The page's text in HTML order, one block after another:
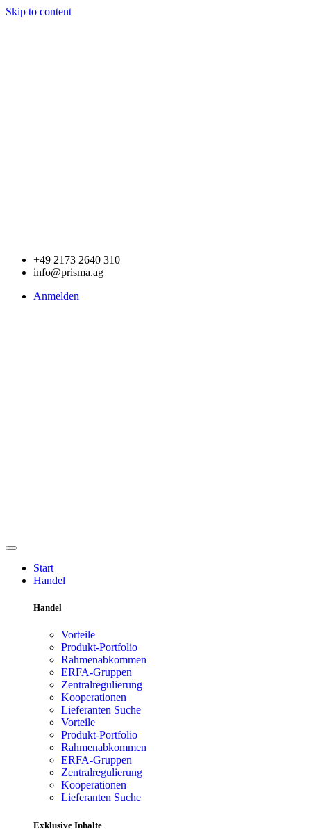
Skip to content
+49 2173 2640 310
info@prisma.ag
Anmelden
Start
Handel
Handel
Vorteile
Produkt-Portfolio
Rahmenabkommen
ERFA-Gruppen
Zentralregulierung
Kooperationen
Lieferanten Suche
Vorteile
Produkt-Portfolio
Rahmenabkommen
ERFA-Gruppen
Zentralregulierung
Kooperationen
Lieferanten Suche
Exklusive Inhalte